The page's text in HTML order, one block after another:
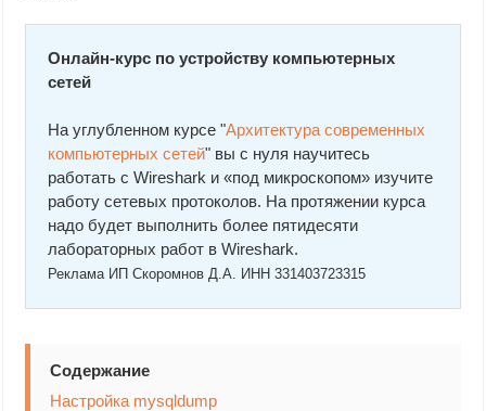
Онлайн-курс по устройству компьютерных
сетей
На углубленном курсе "Архитектура современных
компьютерных сетей" вы с нуля научитесь
работать с Wireshark и «под микроскопом» изучите
работу сетевых протоколов. На протяжении курса
надо будет выполнить более пятидесяти
лабораторных работ в Wireshark.
Реклама ИП Скоромнов Д.А. ИНН 331403723315
Содержание
Настройка mysqldump